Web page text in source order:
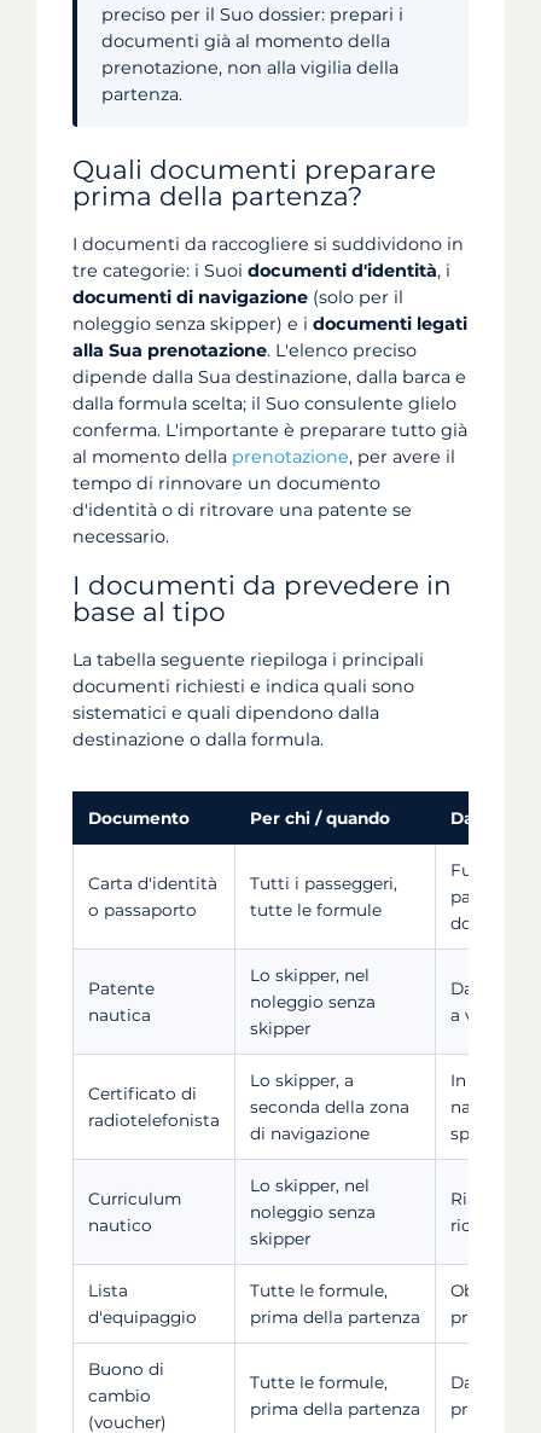
preciso per il Suo dossier: prepari i
documenti già al momento della
prenotazione, non alla vigilia della
partenza.
Quali documenti preparare
prima della partenza?
I documenti da raccogliere si suddividono in
tre categorie: i Suoi documenti d'identità, i
documenti di navigazione (solo per il
noleggio senza skipper) e i documenti legati
alla Sua prenotazione. L'elenco preciso
dipende dalla Sua destinazione, dalla barca e
dalla formula scelta; il Suo consulente glielo
conferma. L'importante è preparare tutto già
al momento della prenotazione, per avere il
tempo di rinnovare un documento
d'identità o di ritrovare una patente se
necessario.
I documenti da prevedere in
base al tipo
La tabella seguente riepiloga i principali
documenti richiesti e indica quali sono
sistematici e quali dipendono dalla
destinazione o dalla formula.
Documento Per chi / quando Da
Carta d'identità
o passaporto
Tutti i passeggeri,
tutte le formule
Fuori
dopo il
Patente
nautica
Lo skipper, nel
noleggio senza
skipper
Da fornire
a volte è
Certificato di
radiotelefonista
Lo skipper, a
seconda della zona
di navigazione
In base
spesso
Curriculum
nautico
Lo skipper, nel
noleggio senza
skipper
Riassume
richiesto
Lista
d'equipaggio
Tutte le formule,
prima della partenza
prima
Buono di
cambio
(voucher)
Tutte le formule,
prima della partenza
Da
prima del